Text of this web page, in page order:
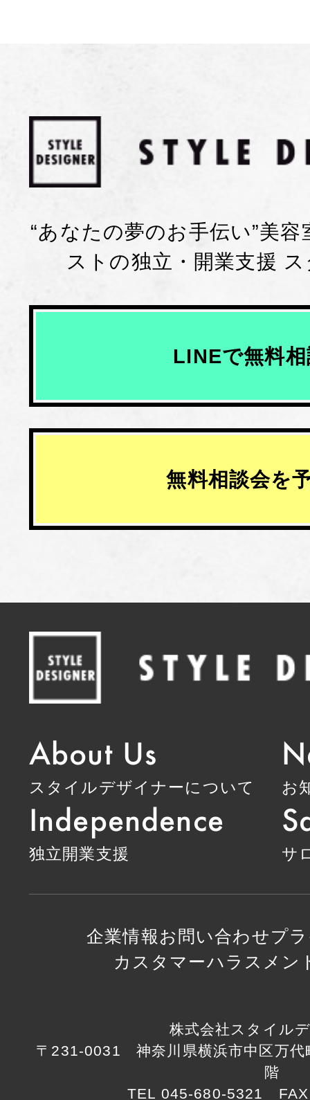
“あなたの夢のお手伝い”美
ストの独立・開業支援
LINEで無料
無料相談会を
About Us
スタイルデザイナーについて お
Independence
独立開業支援 サ
企業情報 お問い合わせプ
カスタマーハラスメン
株式会社スタイル
〒231-0031 神奈川県横浜市中区万
階
TEL 045-680-5321